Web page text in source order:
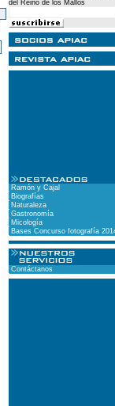
del Reino de los Mallos
Ramón y Cajal
Biografías
Naturaleza
Gastronomía
Micología
Bases Concurso fotografía
Contáctanos